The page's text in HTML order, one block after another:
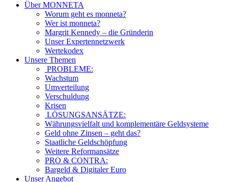
Über MONNETA
Worum geht es monneta?
Wer ist monneta?
Margrit Kennedy – die Gründerin
Unser Expertennetzwerk
Wertekodex
Unsere Themen
PROBLEME:
Wachstum
Umverteilung
Verschuldung
Krisen
LÖSUNGSANSÄTZE:
Währungsvielfalt und komplementäre Geldsysteme
Geld ohne Zinsen – geht das?
Staatliche Geldschöpfung
Weitere Reformansätze
PRO & CONTRA:
Bargeld & Digitaler Euro
Unser Angebot